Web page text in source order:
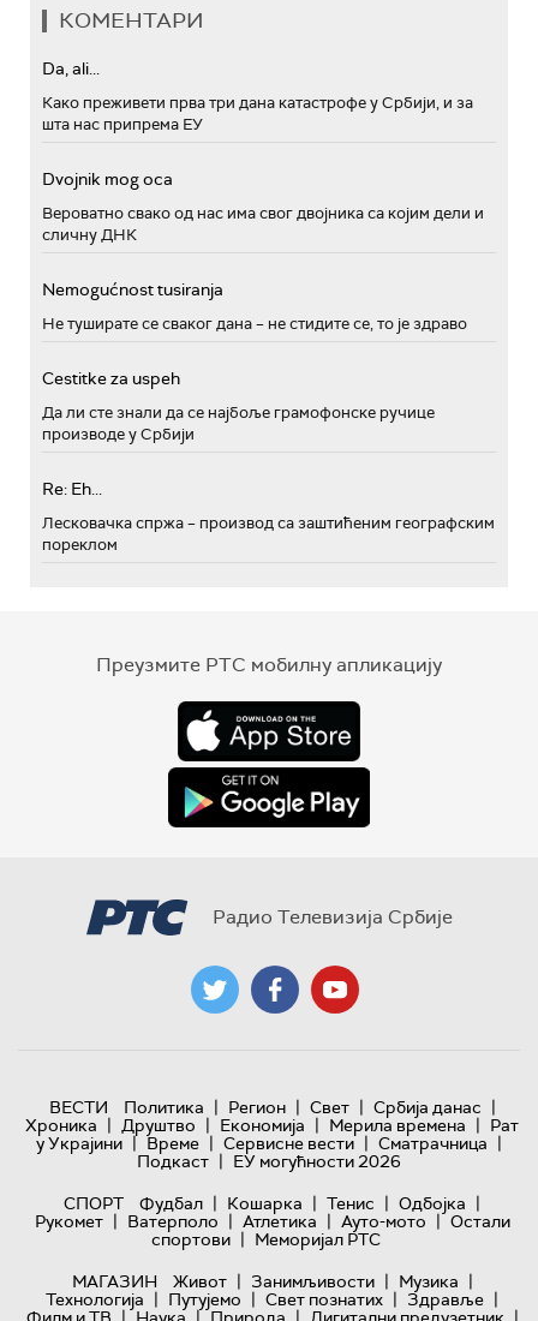
КОМЕНТАРИ
Da, ali...
Како преживети прва три дана катастрофе у Србији, и за
шта нас припрема ЕУ
Dvojnik mog oca
Вероватно свако од нас има свог двојника са којим дели и
сличну ДНК
Nemogućnost tusiranja
Не туширате се сваког дана – не стидите се, то је здраво
Cestitke za uspeh
Да ли сте знали да се најбоље грамофонске ручице
производе у Србији
Re: Eh...
Лесковачка спржа – производ са заштићеним географским
пореклом
Преузмите РТС мобилну апликацију
Радио Телевизија Србије
ВЕСТИ Политика | Регион | Свет | Србија данас |
Хроника | Друштво | Економија | Мерила времена | Рат
у Украјини | Време | Сервисне вести | Сматрачница |
Подкаст | ЕУ могућности 2026
СПОРТ
Фудбал | Кошарка | Тенис | Одбојка |
Рукомет | Ватерполо | Атлетика | Ауто-мото | Остали
спортови | Меморијал РТС
МАГАЗИН
Живот | Занимљивости | Музика |
Технологијa | Путујемо | Свет познатих | Здравље |